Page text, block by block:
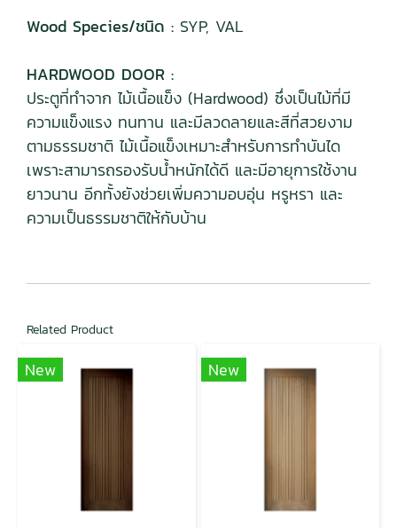
Wood Species/ชนิด : SYP, VAL
HARDWOOD DOOR :
ประตูที่ทำจาก ไม้เนื้อแข็ง (Hardwood) ซึ่งเป็นไม้ที่มี
ความแข็งแรง ทนทาน และมีลวดลายและสีที่สวยงาม
ตามธรรมชาติ ไม้เนื้อแข็งเหมาะสำหรับการทำบันได
เพราะสามารถรองรับน้ำหนักได้ดี และมีอายุการใช้งาน
ยาวนาน อีกทั้งยังช่วยเพิ่มความอบอุ่น หรูหรา และ
ความเป็นธรรมชาติให้กับบ้าน
Related Product
New New